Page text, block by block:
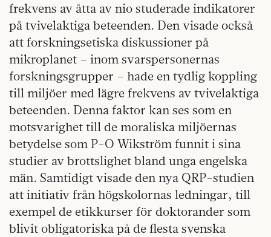
frekvens av åtta av nio studerade indikatorer
på tvivelaktiga beteenden. Den visade också
att forskningsetiska diskussioner på
mikroplanet – inom svarspersonernas
forskningsgrupper – hade en tydlig koppling
till miljöer med lägre frekvens av tvivelaktiga
beteenden. Denna faktor kan ses som en
motsvarighet till de moraliska miljöernas
betydelse som P-O Wikström funnit i sina
studier av brottslighet bland unga engelska
män. Samtidigt visade den nya QRP-studien
att initiativ från högskolornas ledningar, till
exempel de etikkurser för doktorander som
blivit obligatoriska på de flesta svenska